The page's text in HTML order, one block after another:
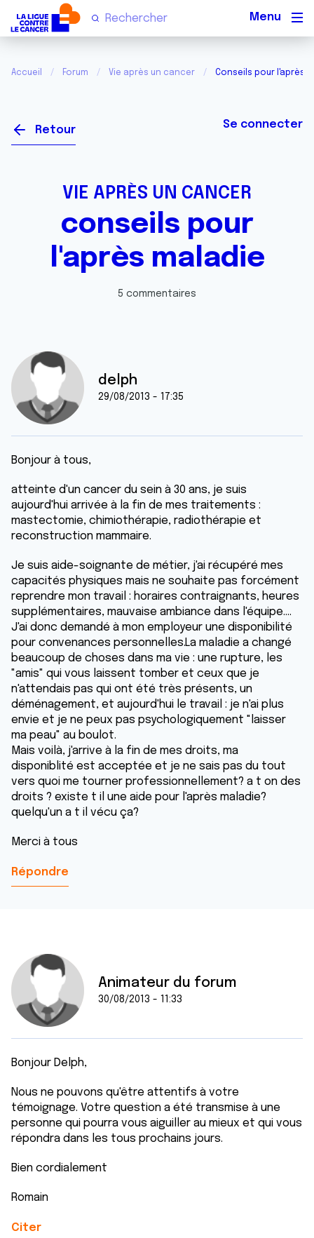
Accueil Forum Vie après un cancer Conseils pour l'après
Retour Se connecter
VIE APRÈS UN CANCER
conseils pour
l'après maladie
5 commentaires
delph
29/08/2013 - 17:35
Bonjour à tous,
atteinte d'un cancer du sein à 30 ans, je suis
aujourd'hui arrivée à la fin de mes traitements :
mastectomie, chimiothérapie, radiothérapie et
reconstruction mammaire.
Je suis aide-soignante de métier, j'ai récupéré mes
capacités physiques mais ne souhaite pas forcément
reprendre mon travail : horaires contraignants, heures
supplémentaires, mauvaise ambiance dans l'équipe....
J'ai donc demandé à mon employeur une disponibilité
pour convenances personnelles.La maladie a changé
beaucoup de choses dans ma vie : une rupture, les
"amis" qui vous laissent tomber et ceux que je
n'attendais pas qui ont été très présents, un
déménagement, et aujourd'hui le travail : je n'ai plus
envie et je ne peux pas psychologiquement "laisser
ma peau" au boulot.
Mais voilà, j'arrive à la fin de mes droits, ma
disponiblité est acceptée et je ne sais pas du tout
vers quoi me tourner professionnellement? a t on des
droits ? existe t il une aide pour l'après maladie?
quelqu'un a t il vécu ça?
Merci à tous
Répondre
Animateur du forum
30/08/2013 - 11:33
Bonjour Delph,
Nous ne pouvons qu'être attentifs à votre
témoignage. Votre question a été transmise à une
personne qui pourra vous aiguiller au mieux et qui vous
répondra dans les tous prochains jours.
Bien cordialement
Romain
Citer